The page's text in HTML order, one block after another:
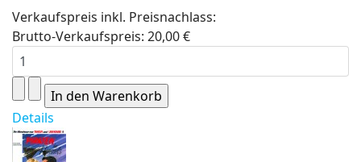
Verkaufspreis inkl. Preisnachlass:
Brutto-Verkaufspreis: 20,00 €
Details